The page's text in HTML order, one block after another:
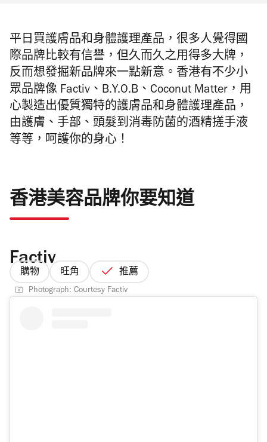
平日買護膚品和身體護理產品，很多人覺得國
際品牌比較有信譽，但久而久之用得多大牌，
反而想發掘新品牌來一點新意。香港有不少小
眾品牌像 Factiv、B.Y.O.B、Coconut Matter，用
心製造出優質獨特的護膚品和身體護理產品，
由護膚、手部、頭髮到消毒防菌的酒精搓手液
等等，呵護你的身心！
香港美容品牌你要知道
Factiv
購物 旺角 推薦
Photograph: Courtesy Factiv